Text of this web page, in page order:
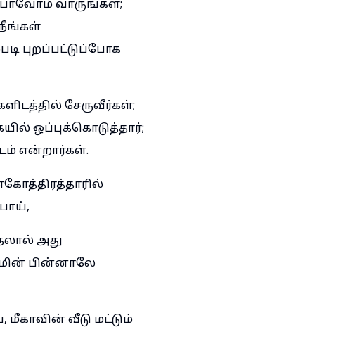
வாருங்கள்;
நீங்கள்
புறப்பட்டுப்போக
சேருவீர்கள்;
ஒப்புக்கொடுத்தார்;
என்றார்கள்.
அது
பின்னாலே
வீடு மட்டும்